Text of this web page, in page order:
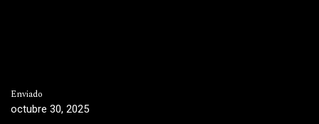
Enviado
octubre 30, 2025